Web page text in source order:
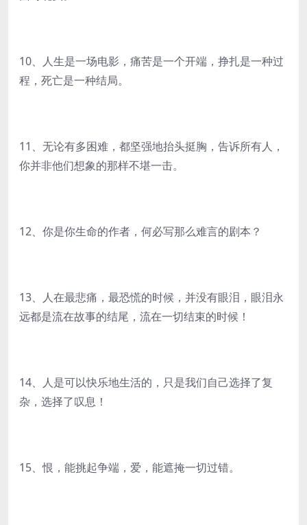
10、人生是一场电影，痛苦是一个开端，挣扎是一种过
程，死亡是一种结局。
11、无论有多困难，都坚强地抬头挺胸，告诉所有人，
你并非他们想象的那样不堪一击。
12、你是你生命的作者，何必写那么难言的剧本？
13、人在最悲痛，最恐慌的时候，并没有眼泪，眼泪永
远都是流在故事的结尾，流在一切结束的时候！
14、人是可以快乐地生活的，只是我们自己选择了复
杂，选择了叹息！
15、恨，能挑起争端，爱，能遮掩一切过错。